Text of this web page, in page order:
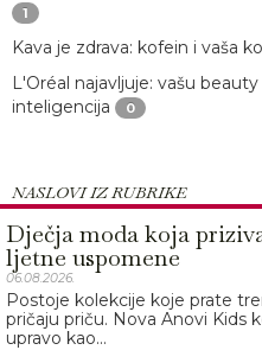
1
Kava je zdrava: kofein i vaša
L'Oréal najavljuje: vašu
inteligencija
0
NASLOVI IZ RUBRIKE
Dječja moda koja
ljetne uspomene
06.08.2026.
Postoje kolekcije koje prate
pričaju priču. Nova Anovi Kids
upravo kao...